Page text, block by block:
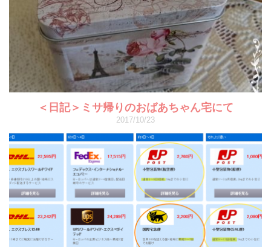
＜日記＞ミサ帰りのおばあちゃん宅にて
2017/10/23